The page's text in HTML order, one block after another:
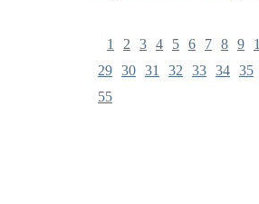
1 2 3 4 5 6 7 8 9
29 30 31 32 33 34 35
55